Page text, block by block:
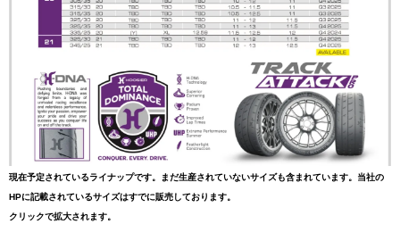
現在予定されているライナップです。まだ生産されていないサイズも含まれています。当社の
HPに記載されているサイズはすでに販売しております。
クリックで拡大されます。